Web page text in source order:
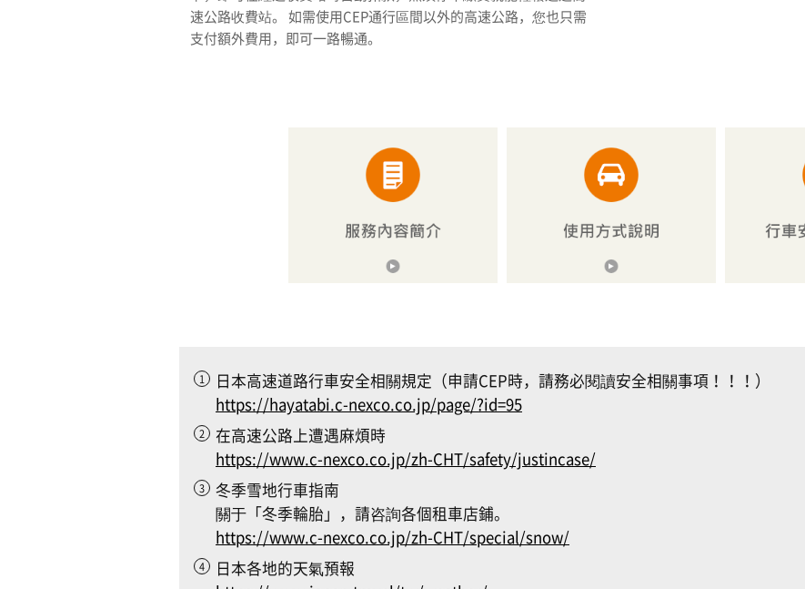
速公路收費站。 如需使用CEP通行區間以外的高速公路，您也只需
支付額外費用，即可一路暢通。
日本高速道路行車安全相關規定（申請CEP時，請務必閱讀安全相關事項！！！）
https://hayatabi.c-nexco.co.jp/page/?id=95
在高速公路上遭遇麻煩時
https://www.c-nexco.co.jp/zh-CHT/safety/justincase/
冬季雪地行車指南
關于「冬季輪胎」，請咨詢各個租車店鋪。
https://www.c-nexco.co.jp/zh-CHT/special/snow/
日本各地的天氣預報